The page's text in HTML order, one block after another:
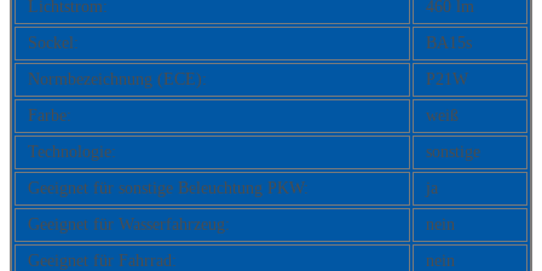
Lichtstrom:
460 lm
Sockel:
BA15s
Normbezeichnung (ECE):
P21W
Farbe:
weiß
Technologie:
sonstige
Geeignet für sonstige Beleuchtung PKW:
ja
Geeignet für Wasserfahrzeug:
nein
Geeignet für Fahrrad:
nein